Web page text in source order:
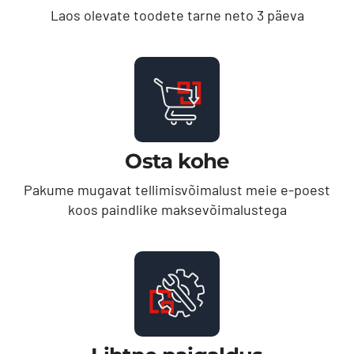
Laos olevate toodete tarne neto 3 päeva
Osta kohe
Pakume mugavat tellimisvõimalust meie e-poest
koos paindlike maksevõimalustega